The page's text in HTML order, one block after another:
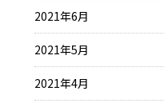
2021年6月
2021年5月
2021年4月